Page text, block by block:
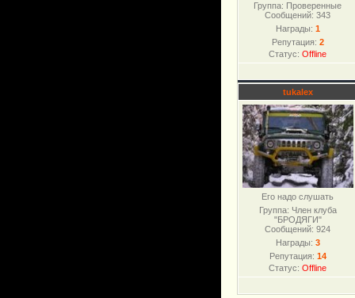
Группа: Проверенные
Сообщений:343
Награды: 1
Репутация: 2
Статус:Offline
tukalex
Его надо слушать
Группа: Член клуба
"БРОДЯГИ"
Сообщений:924
Награды: 3
Репутация: 14
Статус:Offline